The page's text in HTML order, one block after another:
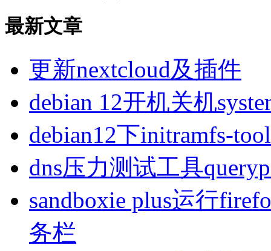
最新文章
更新nextcloud及插件
debian 12开机关机
debian12下initramfs-
dns压力测试工具
sandboxie plus运行
务栏